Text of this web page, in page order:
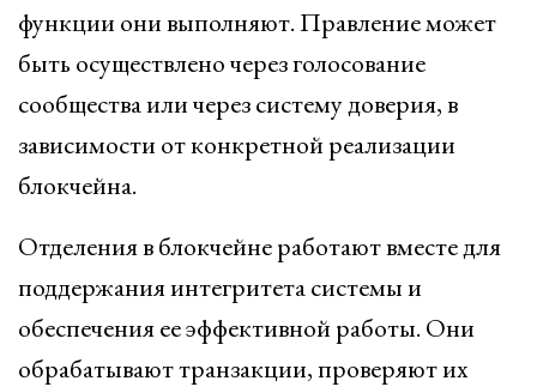
функции они выполняют. Правление может
быть осуществлено через голосование
сообщества или через систему доверия, в
зависимости от конкретной реализации
блокчейна.
Отделения в блокчейне работают вместе для
поддержания интегритета системы и
обеспечения ее эффективной работы. Они
обрабатывают транзакции, проверяют их